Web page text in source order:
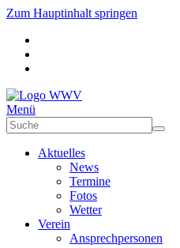
Zum Hauptinhalt springen
Menü
Aktuelles
News
Termine
Fotos
Wetter
Verein
Ansprechpersonen